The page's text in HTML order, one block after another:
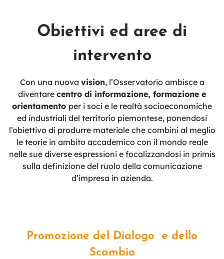
Obiettivi ed aree di
intervento
Con una nuova vision, l’Osservatorio ambisce a
diventare centro di informazione, formazione e
orientamento per i soci e le realtà socioeconomiche
ed industriali del territorio piemontese, ponendosi
l’obiettivo di produrre materiale che combini al meglio
le teorie in ambito accademico con il mondo reale
nelle sue diverse espressioni e focalizzandosi in primis
sulla definizione del ruolo della comunicazione
d’impresa in azienda.
Promozione del Dialogo e dello
Scambio